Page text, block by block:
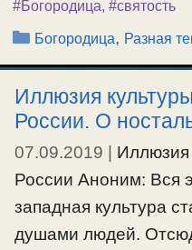
#Богородица, #святость
Рубрики
Богородица, Разная
Иллюзия
России. О
07.09.2019
Иллюзия
России Аноним: Вся
западная культура
душами людей.